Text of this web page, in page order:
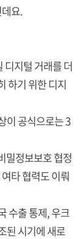
요.
디지털 거래를 더
하기 위한 디지
이 공식으로는 3
밀정보보호 협정
타 협력도 이뤄
수출 통제, 우크
된 시기에 새로